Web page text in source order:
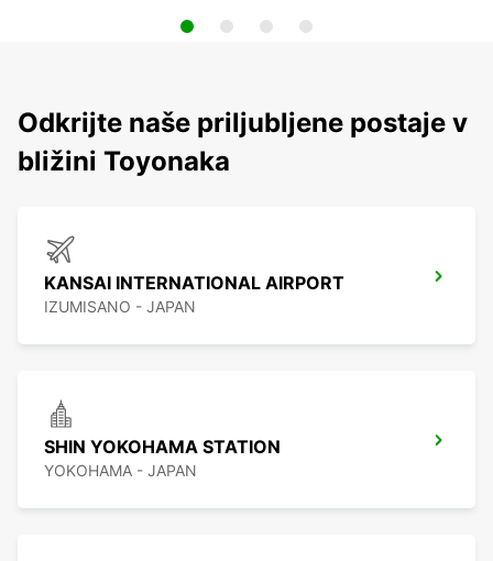
Odkrijte naše priljubljene postaje v
bližini Toyonaka
KANSAI INTERNATIONAL AIRPORT
IZUMISANO - JAPAN
SHIN YOKOHAMA STATION
YOKOHAMA - JAPAN